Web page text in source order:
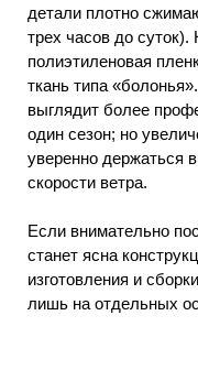
детали плотно
трех часов до
полиэтиленовая
ткань типа
выглядит более
один сезон; но
уверенно держаться
скорости ветра.
Если внимательно
станет ясна
изготовления и
лишь на отдельных